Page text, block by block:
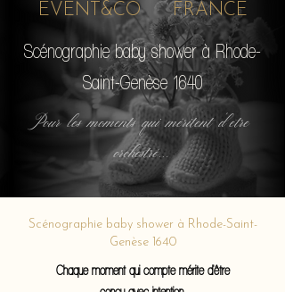
EVENT&CO FRANCE
Scénographie baby shower à Rhode-
Saint-Genèse 1640
Pour les moments qui méritent d'etre
orchestré...
Scénographie baby shower à Rhode-Saint-
Genèse 1640
Chaque moment qui compte mérite d'être